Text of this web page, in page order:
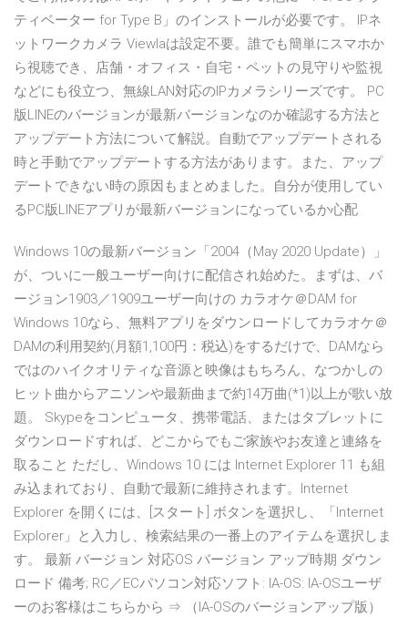
ティベーター for Type B」のインストールが必要です。 IPネ
ットワークカメラ Viewlaは設定不要。誰でも簡単にスマホか
ら視聴でき、店舗・オフィス・自宅・ペットの見守りや監視
などにも役立つ、無線LAN対応のIPカメラシリーズです。 PC
版LINEのバージョンが最新バージョンなのか確認する方法と
アップデート方法について解説。自動でアップデートされる
時と手動でアップデートする方法があります。また、アップ
デートできない時の原因もまとめました。自分が使用してい
るPC版LINEアプリが最新バージョンになっているか心配
Windows 10の最新バージョン「2004（May 2020 Update）」
が、ついに一般ユーザー向けに配信され始めた。まずは、バ
ージョン1903／1909ユーザー向けの カラオケ＠DAM for
Windows 10なら、無料アプリをダウンロードしてカラオケ＠
DAMの利用契約(月額1,100円：税込)をするだけで、DAMなら
ではのハイクオリティな音源と映像はもちろん、なつかしの
ヒット曲からアニソンや最新曲まで約14万曲(*1)以上が歌い放
題。 Skypeをコンピュータ、携帯電話、またはタブレットに
ダウンロードすれば、どこからでもご家族やお友達と連絡を
取ること ただし、Windows 10 には Internet Explorer 11 も組
み込まれており、自動で最新に維持されます。Internet
Explorer を開くには、[スタート] ボタンを選択し、「Internet
Explorer」と入力し、検索結果の一番上のアイテムを選択しま
す。 最新 バージョン 対応OS バージョン アップ時期 ダウン
ロード 備考; RC／ECパソコン対応ソフト: IA-OS: IA-OSユーザ
ーのお客様はこちらから ⇒ （IA-OSのバージョンアップ版）